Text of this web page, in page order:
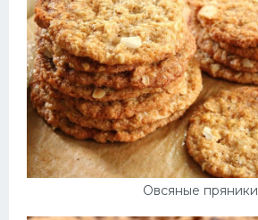
Овсяные пряники